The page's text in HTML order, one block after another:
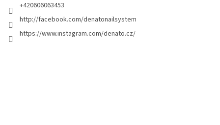
+420606063453
http://facebook.com/denatonailsystem
https://www.instagram.com/denato.cz/